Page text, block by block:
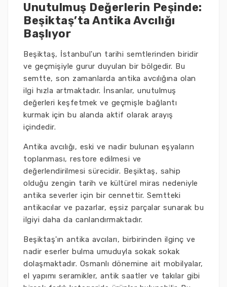
Unutulmuş Değerlerin Peşinde:
Beşiktaş’ta Antika Avcılığı
Başlıyor
Beşiktaş, İstanbul'un tarihi semtlerinden biridir
ve geçmişiyle gurur duyulan bir bölgedir. Bu
semtte, son zamanlarda antika avcılığına olan
ilgi hızla artmaktadır. İnsanlar, unutulmuş
değerleri keşfetmek ve geçmişle bağlantı
kurmak için bu alanda aktif olarak arayış
içindedir.
Antika avcılığı, eski ve nadir bulunan eşyaların
toplanması, restore edilmesi ve
değerlendirilmesi sürecidir. Beşiktaş, sahip
olduğu zengin tarih ve kültürel miras nedeniyle
antika severler için bir cennettir. Semtteki
antikacılar ve pazarlar, eşsiz parçalar sunarak bu
ilgiyi daha da canlandırmaktadır.
Beşiktaş'ın antika avcıları, birbirinden ilginç ve
nadir eserler bulma umuduyla sokak sokak
dolaşmaktadır. Osmanlı dönemine ait mobilyalar,
el yapımı seramikler, antik saatler ve takılar gibi